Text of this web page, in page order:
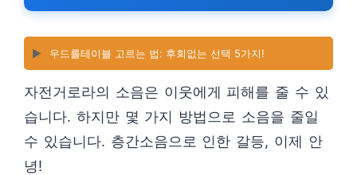
▶️ 우드롤테이블 고르는 법: 후회없는 선택 5가지!
자전거로라의 소음은 이웃에게 피해를 줄 수 있
습니다. 하지만 몇 가지 방법으로 소음을 줄일
수 있습니다. 층간소음으로 인한 갈등, 이제 안
녕!